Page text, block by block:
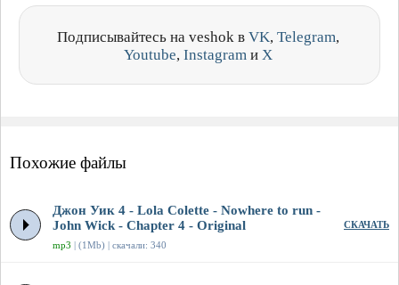
Подписывайтесь на veshok в VK, Telegram,
Youtube, Instagram и X
Похожие файлы
Джон Уик 4 - Lola Colette - Nowhere to run -
John Wick - Chapter 4 - Original
mp3 | (1Mb) | скачали: 340
СКАЧАТЬ